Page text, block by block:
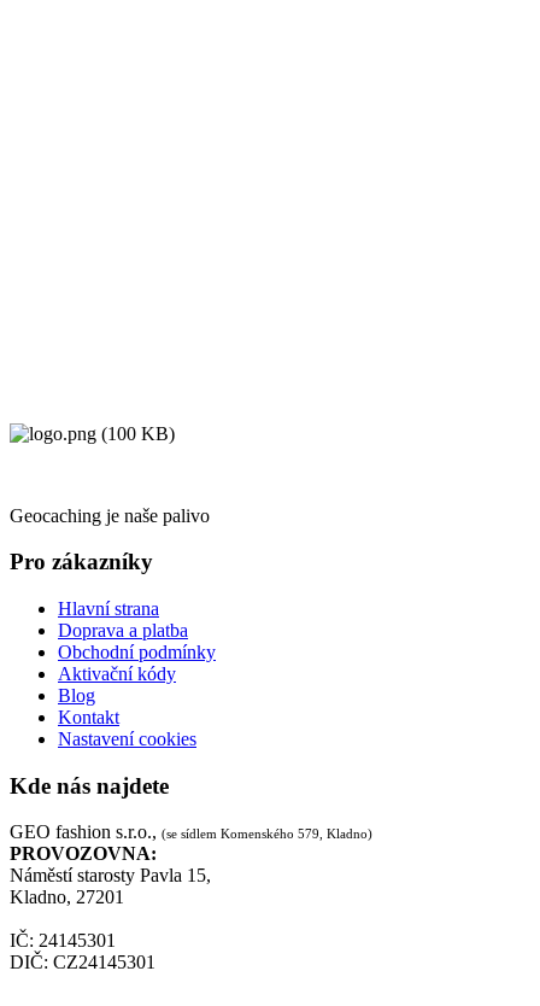
Geocaching je naše palivo
Pro zákazníky
Hlavní strana
Doprava a platba
Obchodní podmínky
Aktivační kódy
Blog
Kontakt
Nastavení cookies
Kde nás najdete
GEO fashion s.r.o., (se sídlem Komenského 579, Kladno)
PROVOZOVNA:
Náměstí starosty Pavla 15,
Kladno, 27201
IČ: 24145301
DIČ: CZ24145301